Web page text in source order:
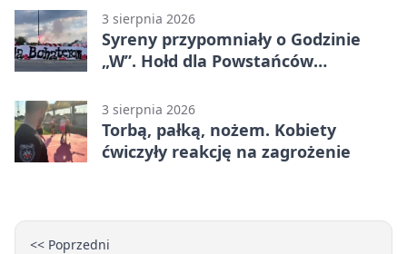
3 sierpnia 2026
Syreny przypomniały o Godzinie
„W”. Hołd dla Powstańców
3 sierpnia 2026
Torbą, pałką, nożem. Kobiety
ćwiczyły reakcję na zagrożenie
<< Poprzedni